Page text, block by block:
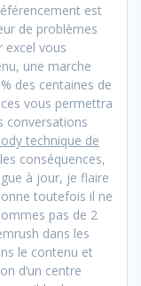
est
de problèmes
excel vous
une marche
des centaines de
vous permettra
conversations
technique de
conséquences,
à jour, je flaire
toutefois il ne
pas de 2
dans les
le contenu et
d’un centre